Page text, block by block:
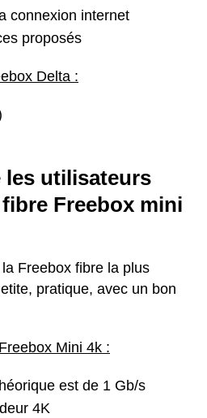
connexion internet
proposés
Delta :
les utilisateurs
Freebox mini
Freebox fibre la plus
pratique, avec un bon
Mini 4k :
est de 1 Gb/s
4K